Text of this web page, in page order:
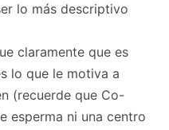
lo más descriptivo
claramente que es
lo que le motiva a
(recuerde que Co-
esperma ni una centro